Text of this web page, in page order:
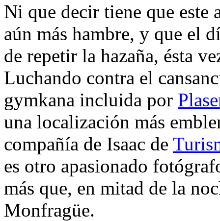
Ni que decir tiene que
aún más hambre, y que el
de repetir la hazaña, ésta
Luchando contra el
gymkana incluida por
una localización más
compañía de Isaac de
es otro apasionado
más que, en mitad de la
Monfragüe.